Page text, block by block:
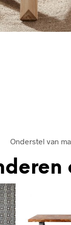
Onderstel van